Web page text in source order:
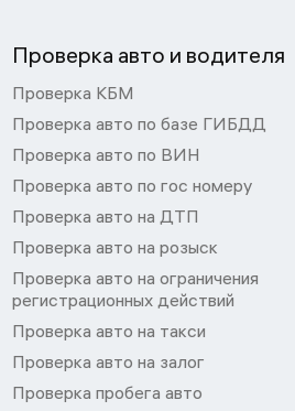
Проверка авто и водителя
Проверка КБМ
Проверка авто по базе ГИБДД
Проверка авто по ВИН
Проверка авто по гос номеру
Проверка авто на ДТП
Проверка авто на розыск
Проверка авто на ограничения
регистрационных действий
Проверка авто на такси
Проверка авто на залог
Проверка пробега авто